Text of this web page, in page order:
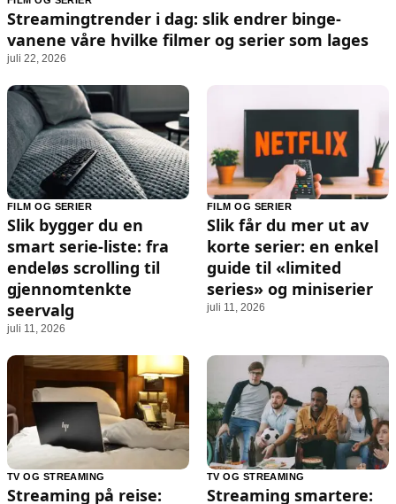
Animasjon
Sosiale medier
Musikk
Filmkveld
Seervaner
Soundtrack
Brukervilkår
Etiske retningslinjer
Personvernerklæring
Redaksjonell policy
Informasjon
Om oss
Kontakt oss
Forfattere og redaksjon
Retningslinjer for rettelser
Streamingtrender i dag: slik endrer binge-
vanene våre hvilke filmer og serier som lages
juli 22, 2026
FILM OG SERIER
Slik bygger du en
smart serie-liste: fra
endeløs scrolling til
gjennomtenkte
seervalg
juli 11, 2026
FILM OG SERIER
Slik får du mer ut av
korte serier: en enkel
guide til «limited
series» og miniserier
juli 11, 2026
TV OG STREAMING
Streaming på reise:
TV OG STREAMING
Streaming smartere: